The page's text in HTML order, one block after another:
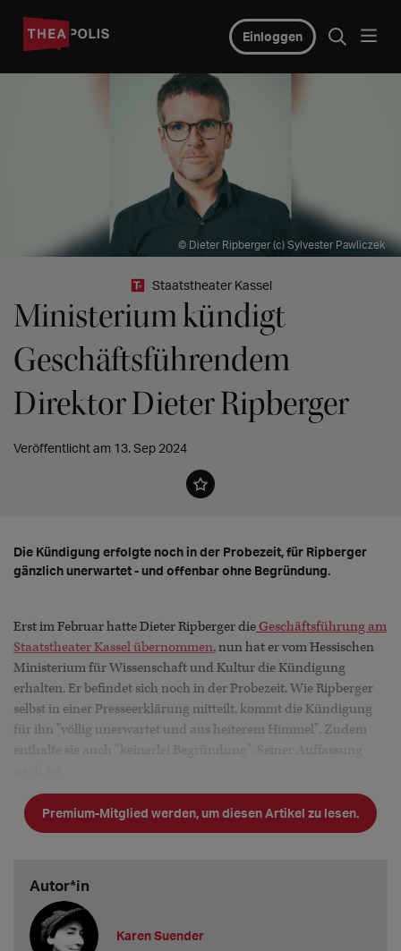
Einloggen
© Dieter Ripberger (c) Sylvester Pawliczek
Staatstheater Kassel
Ministerium kündigt
Geschäftsführendem
Direktor Dieter Ripberger
Veröffentlicht am 13. Sep 2024
Die Kündigung erfolgte noch in der Probezeit, für Ripberger
gänzlich unerwartet - und offenbar ohne Begründung.
Erst im Februar hatte Dieter Ripberger dieGeschäftsführung am
Staatstheater Kassel übernommen, nun hat er vom Hessischen
Ministerium für Wissenschaft und Kultur die Kündigung
erhalten. Er befindet sich noch in der Probezeit. Wie Ripberger
selbst in einer Presseerklärung mitteilt, kommt die Kündigung
für ihn "völlig unerwartet und aus heiterem Himmel". Zudem
Premium-Mitglied werden, um diesen Artikel zu lesen.
Autor*in
Karen Suender